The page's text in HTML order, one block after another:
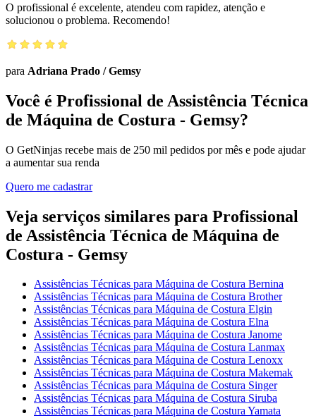
O profissional é excelente, atendeu com rapidez, atenção e
solucionou o problema. Recomendo!
para Adriana Prado /Gemsy
Você é Profissional de Assistência Técnica
de Máquina de Costura - Gemsy?
O GetNinjas recebe mais de 250 mil pedidos por mês e pode ajudar
a aumentar sua renda
Quero me cadastrar
Veja serviços similares para Profissional
de Assistência Técnica de Máquina de
Costura - Gemsy
Assistências Técnicas para Máquina de Costura Bernina
Assistências Técnicas para Máquina de Costura Brother
Assistências Técnicas para Máquina de Costura Elgin
Assistências Técnicas para Máquina de Costura Elna
Assistências Técnicas para Máquina de Costura Janome
Assistências Técnicas para Máquina de Costura Lanmax
Assistências Técnicas para Máquina de Costura Lenoxx
Assistências Técnicas para Máquina de Costura Makemak
Assistências Técnicas para Máquina de Costura Singer
Assistências Técnicas para Máquina de Costura Siruba
Assistências Técnicas para Máquina de Costura Yamata